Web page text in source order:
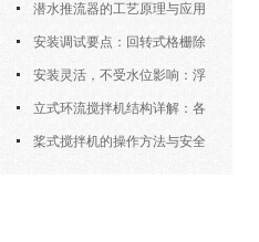
的布置位置对回流效果的影响
潜水推流器的工艺原理与应用
逻辑安装调试要点：回转式格栅除
污机的土建配合要求与水平度校准
安装灵活，不受水位影响：浮
筒式曝气机的结构优势与适用场景
立式环流搅拌机结构详解：各
部件的功能与协同
桨式搅拌机的操作方法与安全